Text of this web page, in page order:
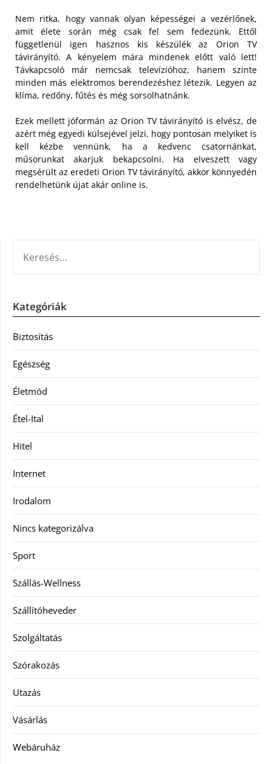
Nem ritka, hogy vannak olyan képességei a vezérlőnek,
amit élete során még csak fel sem fedezünk. Ettől
függetlenül igen hasznos kis készülék az Orion TV
távirányító. A kényelem mára mindenek előtt való lett!
Távkapcsoló már nemcsak televízióhoz, hanem szinte
minden más elektromos berendezéshez létezik. Legyen az
klíma, redőny, fűtés és még sorsolhatnánk.
Ezek mellett jóformán az Orion TV távirányító is elvész, de
azért még egyedi külsejével jelzi, hogy pontosan melyiket is
kell kézbe vennünk, ha a kedvenc csatornánkat,
műsorunkat akarjuk bekapcsolni. Ha elveszett vagy
megsérült az eredeti Orion TV távirányító, akkor könnyedén
rendelhetünk újat akár online is.
Kategóriák
Biztosítás
Egészség
Életmód
Étel-Ital
Hitel
Internet
Irodalom
Nincs kategorizálva
Sport
Szállás-Wellness
Szállítóheveder
Szolgáltatás
Szórakozás
Utazás
Vásárlás
Webáruház